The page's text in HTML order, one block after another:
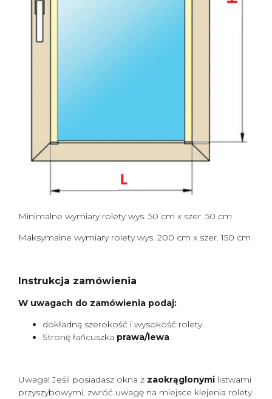
Minimalne wymiary rolety wys. 50 cm x szer. 50 cm
Maksymalne wymiary rolety wys. 200 cm x szer. 150 cm
Instrukcja zamówienia
W uwagach do zamówienia podaj:
dokładną szerokość i wysokość rolety
Stronę łańcuszka prawa/lewa
Uwaga! Jeśli posiadasz okna z zaokrąglonymi listwami
przyszybowymi, zwróć uwagę na miejsce klejenia rolety.